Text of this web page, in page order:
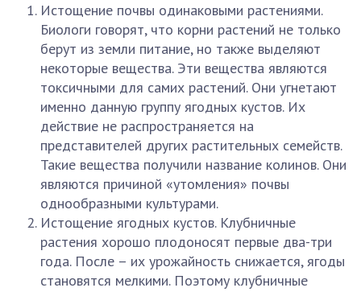
Истощение почвы одинаковыми растениями.
Биологи говорят, что корни растений не только
берут из земли питание, но также выделяют
некоторые вещества. Эти вещества являются
токсичными для самих растений. Они угнетают
именно данную группу ягодных кустов. Их
действие не распространяется на
представителей других растительных семейств.
Такие вещества получили название колинов. Они
являются причиной «утомления» почвы
однообразными культурами.
Истощение ягодных кустов. Клубничные
растения хорошо плодоносят первые два-три
года. После – их урожайность снижается, ягоды
становятся мелкими. Поэтому клубничные